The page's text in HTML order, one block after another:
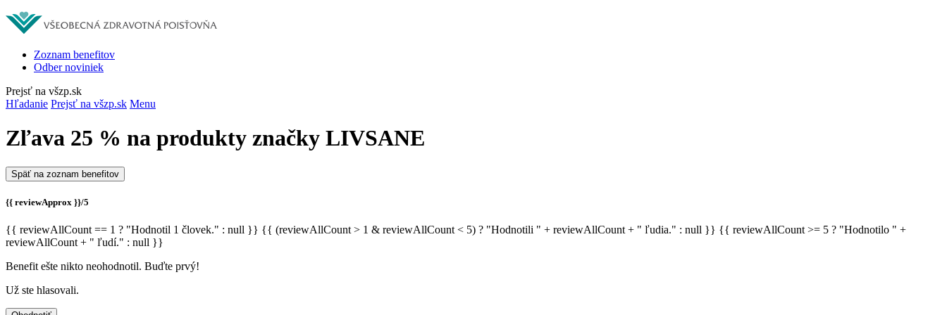
Zoznam benefitov
Odber noviniek
Prejsť na všzp.sk
Hľadanie Prejsť na všzp.sk Menu
Zľava 25 % na produkty značky LIVSANE
Späť na zoznam benefitov
{{ reviewApprox }}/5
{{ reviewAllCount == 1 ? "Hodnotil 1 človek." : null }} {{ (reviewAllCount > 1 & reviewAllCount < 5) ? "Hodnotili " + reviewAllCount + " ľudia." : null }} {{ reviewAllCount >= 5 ? "Hodnotilo " +
reviewAllCount + " ľudí." : null }}
Benefit ešte nikto neohodnotil. Buďte prvý!
Už ste hlasovali.